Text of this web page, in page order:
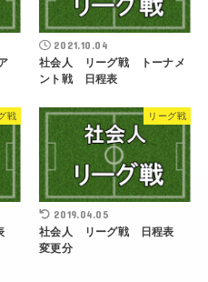
2021.10.04
社会人 リーグ戦 トーナメ
ント戦 日程表
戦 リーグ戦
2019.04.05
社会人 リーグ戦 日程表
変更分